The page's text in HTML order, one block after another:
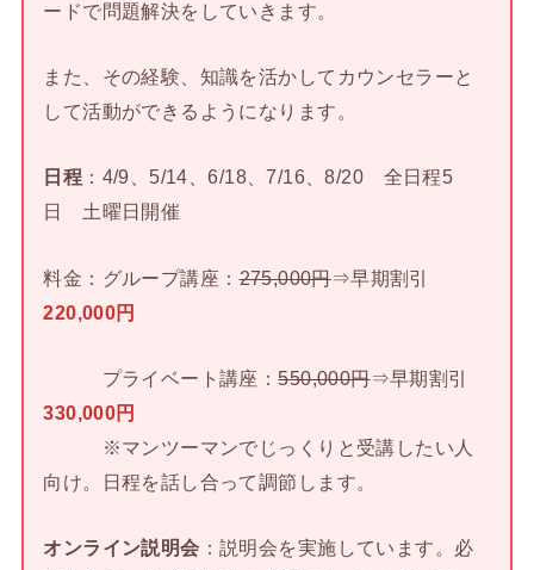
ードで問題解決をしていきます。
また、その経験、知識を活かしてカウンセラーと
して活動ができるようになります。
日程 ：4/9、5/14、6/18、7/16、8/20 全日程5
日 土曜日開催
料金：グループ講座：275,000円⇒早期割引
220,000円
プライベート講座：550,000円⇒早期割引
330,000円
※マンツーマンでじっくりと受講したい人
向け。日程を話し合って調節します。
オンライン説明会 ：説明会を実施しています。必